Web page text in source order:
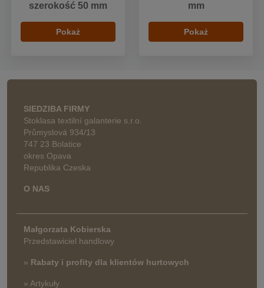
szerokość 50 mm
Pokaż
mm
Pokaż
SIEDZIBA FIRMY
Stoklasa textilní galanterie s.r.o.
Průmyslová 934/13
747 23 Bolatice
okres Opava
Republika Czeska
O NAS
Małgorzata Kobierska
Przedstawiciel handlowy
» Rabaty i profity dla klientów hurtowych
» Artykuły